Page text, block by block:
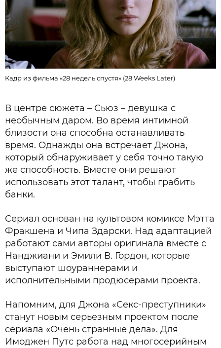
Кадр из фильма «28 недель спустя» (28 Weeks Later)
В центре сюжета – Сьюз – девушка с
необычным даром. Во время интимной
близости она способна останавливать
время. Однажды она встречает Джона,
который обнаруживает у себя точно такую
же способность. Вместе они решают
использовать этот талант, чтобы грабить
банки.
Сериал основан на культовом комиксе Мэтта
Фракшена и Чипа Здарски. Над адаптацией
работают сами авторы оригинала вместе с
Нанджиани и Эмили В. Гордон, которые
выступают шоураннерами и
исполнительными продюсерами проекта.
Напомним, для Джона «Секс-преступники»
станут новым серьезным проектом после
сериала «Очень странные дела». Для
Имоджен Путс работа над многосерийным